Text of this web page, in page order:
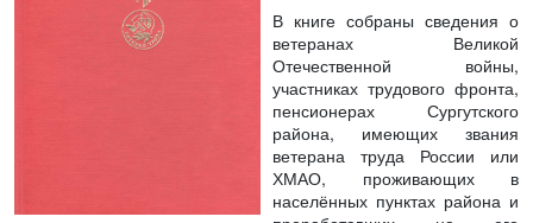
В книге собраны сведения о
ветеранах Великой
Отечественной войны,
участниках трудового фронта,
пенсионерах Сургутского
района, имеющих звания
ветерана труда России или
ХМАО, проживающих в
населённых пунктах района и